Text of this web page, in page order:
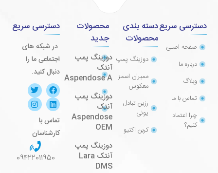
دسترسی سریع
صفحه اصلی
درباره ما
وبلاگ
تماس با ما
چرا اعتماد
کنیم؟
دسته بندی
محصولات
دوزینگ پمپ
ممبران اسمز
معکوس
رزین تبادل
یونی
کربن اکتیو
محصولات
جدید
دوزینگ پمپ
آنتک
Aspendose A
دوزینگ پمپ
آنتک
Aspendose
OEM
دوزینگ پمپ
آنتک Lara
DMS
دسترسی سریع
در شبکه های
اجتماعی ما را
دنبال کنید.
تماس با
کارشناسان
09422011950